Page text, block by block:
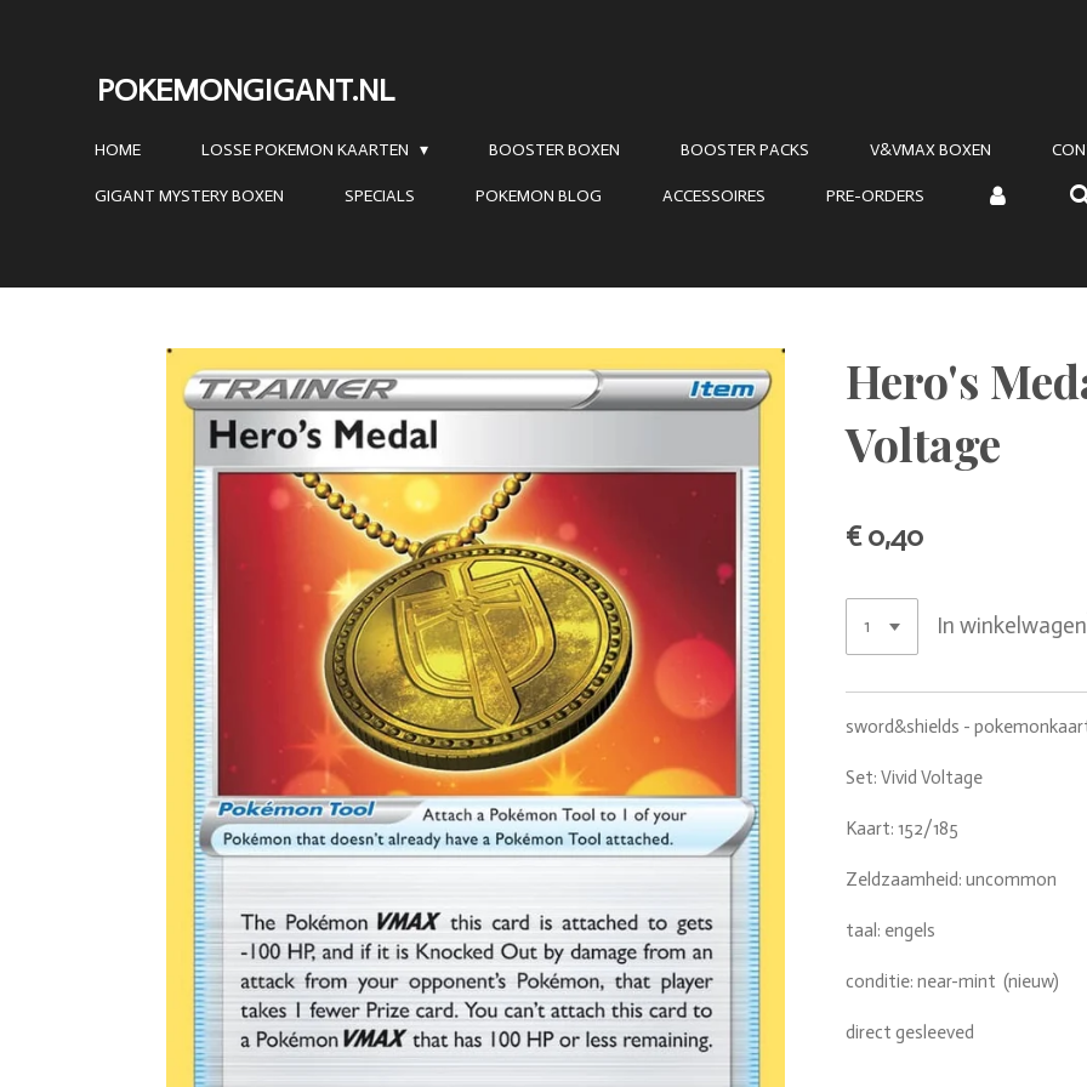
hoofdinhoud
POKEMONGIGANT.NL
HOME LOSSE POKEMON KAARTEN BOOSTER BOXEN BOOSTER PACKS V&VMAX BOXEN
GIGANT MYSTERY BOXEN SPECIALS POKEMON BLOG ACCESSOIRES PRE-ORDERS
Hero's
Voltage
€ 0,40
In winkelwagen
sword&shields -
Set: Vivid Voltage
Kaart: 152/185
Zeldzaamheid: uncommon
taal: engels
conditie: near-mint (nieuw)
direct gesleeved